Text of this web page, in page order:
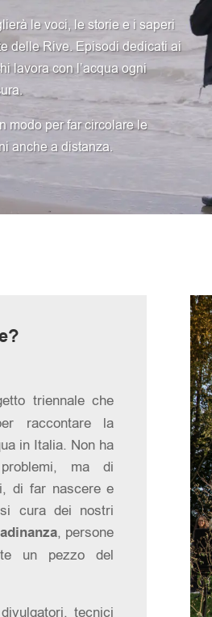
le voci, le storie e i saperi
delle Rive. Episodi dedicati ai
lavora con l’acqua ogni
modo per far circolare le
anche a distanza.
triennale che
raccontare la
in Italia. Non ha
ma di
di far nascere e
cura dei nostri
, persone
un pezzo del
tecnici